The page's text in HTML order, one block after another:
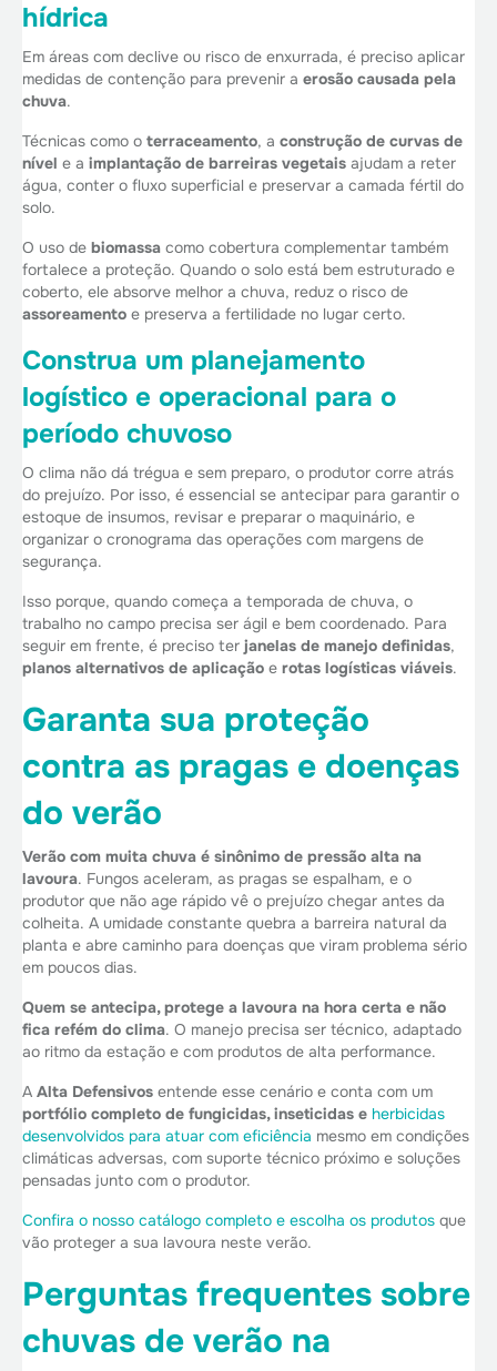
hídrica
Em áreas com declive ou risco de enxurrada, é preciso aplicar
medidas de contenção para prevenir a erosão causada pela
chuva.
Técnicas como o terraceamento, a construção de curvas de
nível e a implantação de barreiras vegetais ajudam a reter
água, conter o fluxo superficial e preservar a camada fértil do
solo.
O uso de biomassa como cobertura complementar também
fortalece a proteção. Quando o solo está bem estruturado e
coberto, ele absorve melhor a chuva, reduz o risco de
assoreamento e preserva a fertilidade no lugar certo.
Construa um planejamento
logístico e operacional para o
período chuvoso
O clima não dá trégua e sem preparo, o produtor corre atrás
do prejuízo. Por isso, é essencial se antecipar para garantir o
estoque de insumos, revisar e preparar o maquinário, e
organizar o cronograma das operações com margens de
segurança.
Isso porque, quando começa a temporada de chuva, o
trabalho no campo precisa ser ágil e bem coordenado. Para
seguir em frente, é preciso ter janelas de manejo definidas,
planos alternativos de aplicação e rotas logísticas viáveis.
Garanta sua proteção
contra as pragas e doenças
do verão
Verão com muita chuva é sinônimo de pressão alta na
lavoura. Fungos aceleram, as pragas se espalham, e o
produtor que não age rápido vê o prejuízo chegar antes da
colheita. A umidade constante quebra a barreira natural da
planta e abre caminho para doenças que viram problema sério
em poucos dias.
Quem se antecipa, protege a lavoura na hora certa e não
fica refém do clima. O manejo precisa ser técnico, adaptado
ao ritmo da estação e com produtos de alta performance.
A Alta Defensivos entende esse cenário e conta com um
portfólio completo de fungicidas, inseticidas e herbicidas
desenvolvidos para atuar com eficiência mesmo em condições
climáticas adversas, com suporte técnico próximo e soluções
pensadas junto com o produtor.
Confira o nosso catálogo completo e escolha os produtos que
vão proteger a sua lavoura neste verão.
Perguntas frequentes sobre
chuvas de verão na